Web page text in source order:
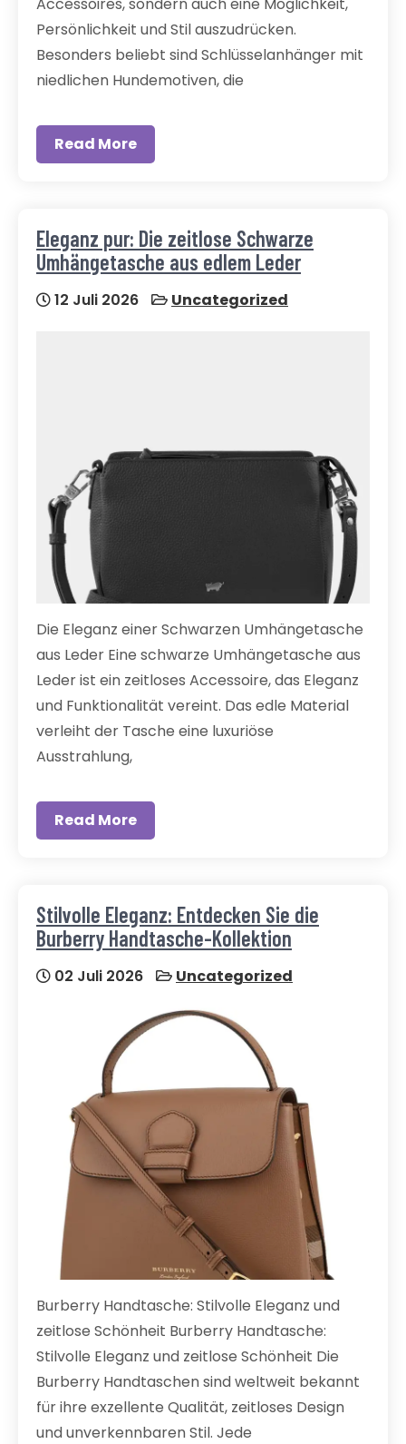
Persönlichkeit und Stil auszudrücken.
Besonders beliebt sind Schlüsselanhänger mit
niedlichen Hundemotiven, die
Read More
Eleganz pur: Die zeitlose Schwarze
Umhängetasche aus edlem Leder
12 Juli 2026 Uncategorized
Die Eleganz einer Schwarzen Umhängetasche
aus Leder Eine schwarze Umhängetasche aus
Leder ist ein zeitloses Accessoire, das Eleganz
und Funktionalität vereint. Das edle Material
verleiht der Tasche eine luxuriöse
Ausstrahlung,
Read More
Stilvolle Eleganz: Entdecken Sie die
Burberry Handtasche-Kollektion
02 Juli 2026 Uncategorized
Burberry Handtasche: Stilvolle Eleganz und
zeitlose Schönheit Burberry Handtasche:
Stilvolle Eleganz und zeitlose Schönheit Die
Burberry Handtaschen sind weltweit bekannt
für ihre exzellente Qualität, zeitloses Design
und unverkennbaren Stil. Jede